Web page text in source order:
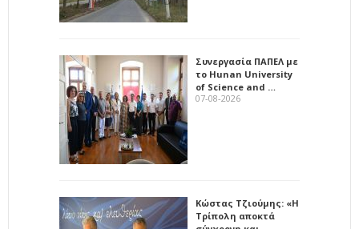
Συνεργασία ΠΑΠΕΛ με
το Hunan University
of Science and …
07-08-2026
Κώστας Τζιούμης: «Η
Τρίπολη αποκτά